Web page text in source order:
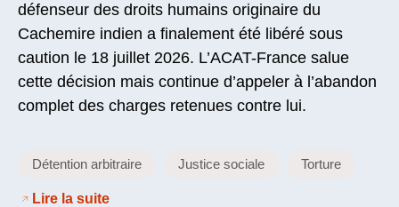
défenseur des droits humains originaire du
Cachemire indien a finalement été libéré sous
caution le 18 juillet 2026. L’ACAT-France salue
cette décision mais continue d’appeler à l’abandon
complet des charges retenues contre lui.
Détention arbitraire Justice sociale Torture
Lire la suite